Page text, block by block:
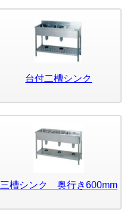
台付二槽シンク
三槽シンク 奥行き600mm